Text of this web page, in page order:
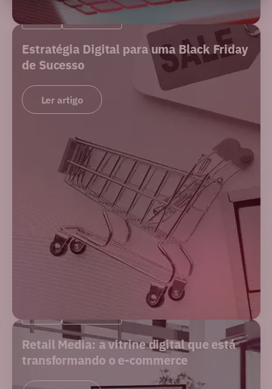
Estratégia Digital para uma Black Friday
de Sucesso
Ler artigo
Retail Media: a vitrine digital que está
transformando o e-commerce